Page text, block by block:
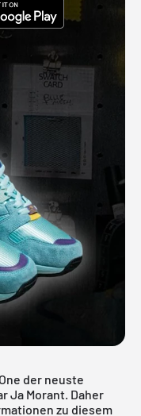
der neuste
Ja Morant. Daher
zu diesem